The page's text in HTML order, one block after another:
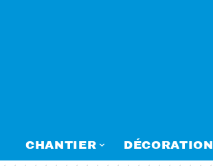
CHANTIER DÉCORATION